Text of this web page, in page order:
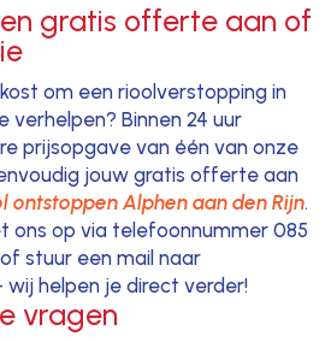
gratis offerte aan of
om een rioolverstopping in
verhelpen? Binnen 24 uur
prijsopgave van één van onze
jouw gratis offerte aan
ontstoppen Alphen aan den Rijn.
ons op via telefoonnummer 085
stuur een mail naar
helpen je direct verder!
vragen